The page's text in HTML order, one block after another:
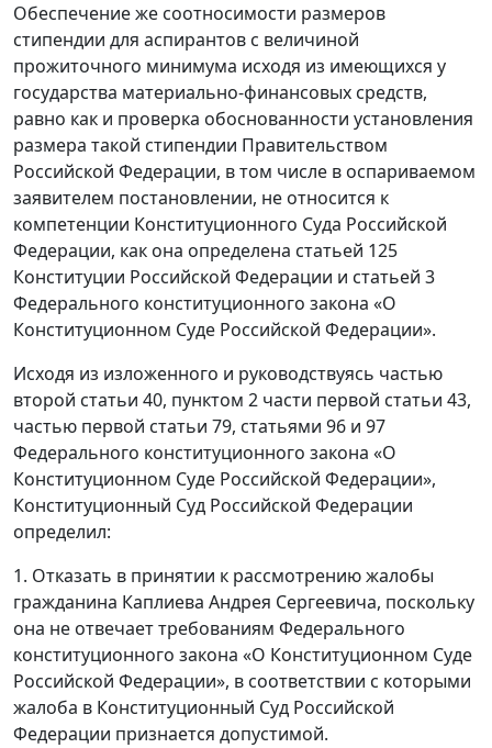
Обеспечение же соотносимости размеров
стипендии для аспирантов с величиной
прожиточного минимума исходя из имеющихся у
государства материально-финансовых средств,
равно как и проверка обоснованности установления
размера такой стипендии Правительством
Российской Федерации, в том числе в оспариваемом
заявителем постановлении, не относится к
компетенции Конституционного Суда Российской
Федерации, как она определена статьей 125
Конституции Российской Федерации и статьей 3
Федерального конституционного закона «О
Конституционном Суде Российской Федерации».
Исходя из изложенного и руководствуясь частью
второй статьи 40, пунктом 2 части первой статьи 43,
частью первой статьи 79, статьями 96 и 97
Федерального конституционного закона «О
Конституционном Суде Российской Федерации»,
Конституционный Суд Российской Федерации
определил:
1. Отказать в принятии к рассмотрению жалобы
гражданина Каплиева Андрея Сергеевича, поскольку
она не отвечает требованиям Федерального
конституционного закона «О Конституционном Суде
Российской Федерации», в соответствии с которыми
жалоба в Конституционный Суд Российской
Федерации признается допустимой.